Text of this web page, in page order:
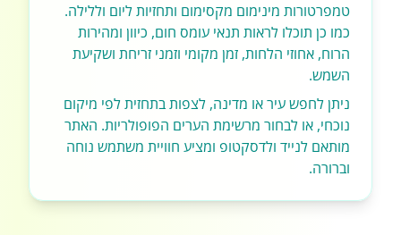
טמפרטורות מינימום מקסימום ותחזיות ליום וללילה.
כמו כן תוכלו לראות תנאי עומס חום, כיוון ומהירות
הרוח, אחוזי הלחות, זמן מקומי וזמני זריחת ושקיעת
השמש.
ניתן לחפש עיר או מדינה, לצפות בתחזית לפי מיקום
נוכחי, או לבחור מרשימת הערים הפופולריות. האתר
מותאם לנייד ולדסקטופ ומציע חוויית משתמש נוחה
וברורה.